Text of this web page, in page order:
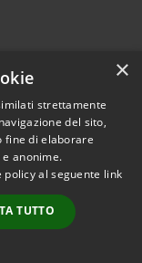
© 2026 • Comune di
• Powered by
•
Accesso
redazione
×
strettamente
del sito,
fine di elaborare
anonime.
al seguente link
TUTTO